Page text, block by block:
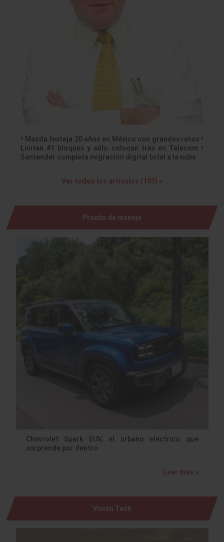
• Mazda festeja 20 años en México con grandes retos •
Licitan 41 bloques y sólo colocan tres en Telecom •
Santander completa migración digital total a la nube
Ver todos los artículos (193) »
Prueba de manejo
Chevrolet Spark EUV, el urbano eléctrico que
sorprende por dentro
Leer más »
Visión Tech